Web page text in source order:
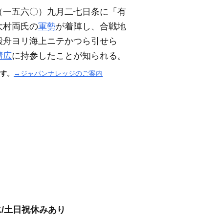
一五六〇） 九月二七日条に「有
村両氏の軍勢が着陣し、合戦地
ヨリ海上ニテかつら引せら
広に持参したことが知られる。
。 →ジャパンナレッジのご案内
日祝休みあり